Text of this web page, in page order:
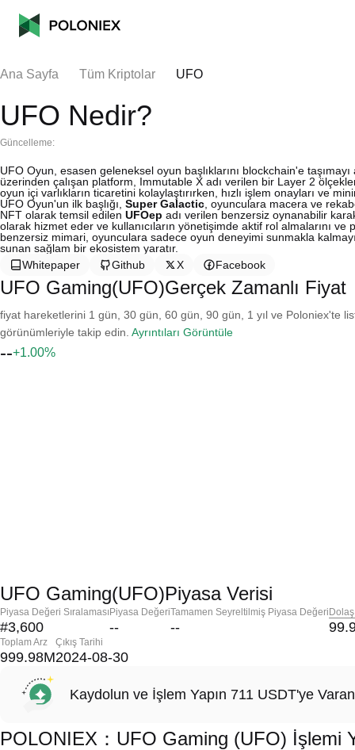
Ana Sayfa Tüm Kriptolar UFO
UFO Nedir?
Güncelleme:
UFO Oyun, esasen geleneksel oyun başlıklarını blockchain'e
üzerinden çalışan platform, Immutable X adı verilen bir Layer 2
oyun içi varlıkların ticaretini kolaylaştırırken, hızlı işlem onayları ve
UFO Oyun'un ilk başlığı, Super Galactic , oyunculara macera ve
NFT olarak temsil edilen UFOep adı verilen benzersiz oynanabilir
olarak hizmet eder ve kullanıcıların yönetişimde aktif rol almalarını
benzersiz mimari, oyunculara sadece oyun deneyimi sunmakla
sunan sağlam bir ekosistem yaratır.
Whitepaper
Github X Facebook
UFO Gaming(UFO)Gerçek Zamanlı Fiyat
fiyat hareketlerini 1 gün, 30 gün, 60 gün, 90 gün, 1 yıl ve Poloniex'te
görünümleriyle takip edin. Ayrıntıları Görüntüle
--+1.00%
UFO Gaming(UFO)Piyasa Verisi
Piyasa Değeri Sıralaması
#3,600
Piyasa Değeri
--
Tamamen Seyreltilmiş Piyasa Değeri
--
Toplam Arz
999.98M
Çıkış Tarihi
2024-08-30
Kaydolun ve İşlem Yapın 711 USDT'ye
POLONIEX：UFO Gaming (UFO) İşlemi